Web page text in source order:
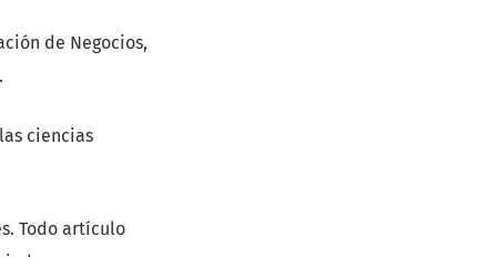
de Negocios,
ciencias
Todo artículo